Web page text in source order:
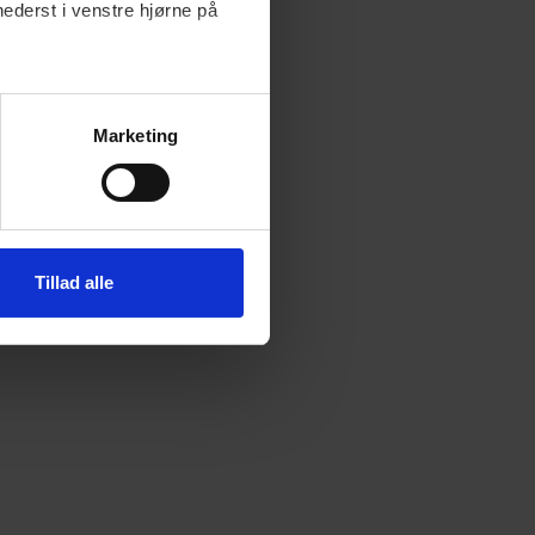
i venstre hjørne på
Marketing
Tillad alle